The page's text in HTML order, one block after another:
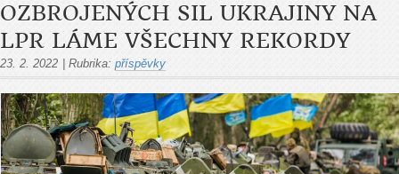
OZBROJENÝCH SIL UKRAJINY NA
LPR LÁME VŠECHNY REKORDY
23. 2. 2022 Rubrika: příspěvky